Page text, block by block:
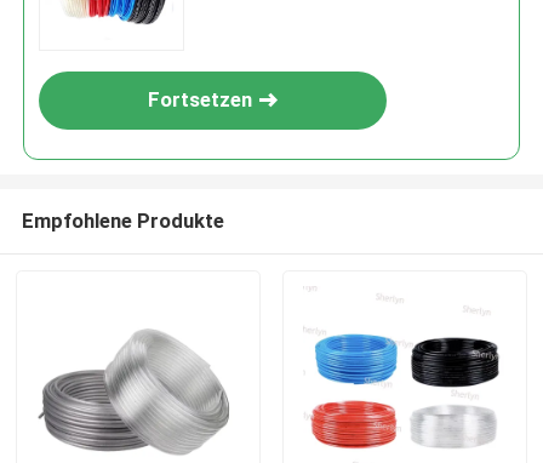
Fortsetzen
Empfohlene Produkte